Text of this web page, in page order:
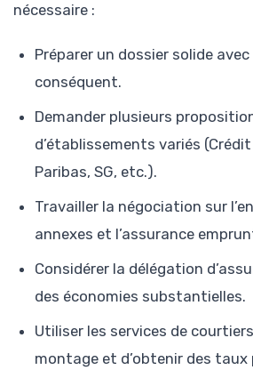
nécessaire :
Préparer un dossier solide
conséquent.
Demander plusieurs
d’établissements variés (Crédit
Paribas, SG, etc.).
Travailler la négociation sur
annexes et l’assurance
Considérer la délégation
des économies substantielles.
Utiliser les services de
montage et d’obtenir des